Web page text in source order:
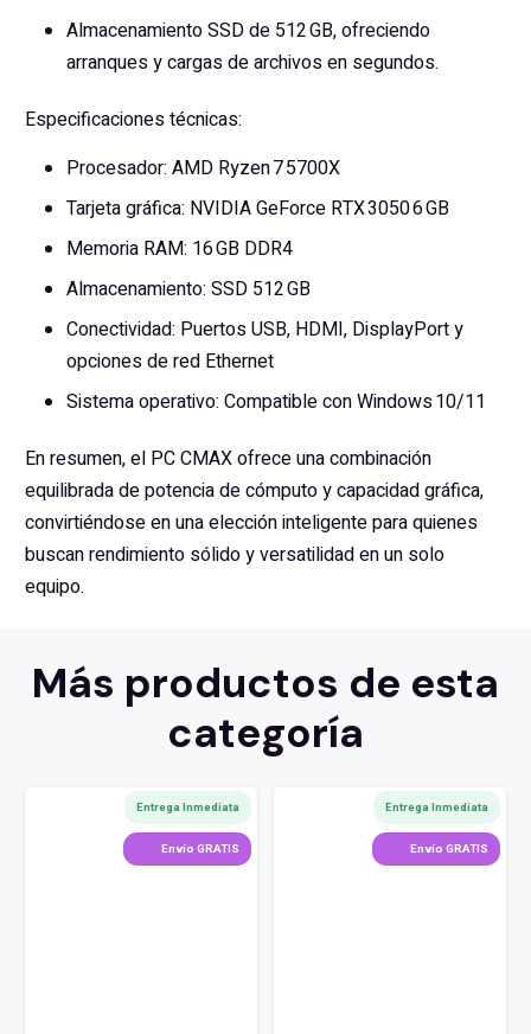
Almacenamiento SSD de 512 GB, ofreciendo
arranques y cargas de archivos en segundos.
Especificaciones técnicas:
Procesador: AMD Ryzen 7 5700X
Tarjeta gráfica: NVIDIA GeForce RTX 3050 6 GB
Memoria RAM: 16 GB DDR4
Almacenamiento: SSD 512 GB
Conectividad: Puertos USB, HDMI, DisplayPort y
opciones de red Ethernet
Sistema operativo: Compatible con Windows 10/11
En resumen, el PC CMAX ofrece una combinación
equilibrada de potencia de cómputo y capacidad gráfica,
convirtiéndose en una elección inteligente para quienes
buscan rendimiento sólido y versatilidad en un solo
equipo.
Más productos de esta
categoría
Entrega Inmediata
Envío GRATIS
Entrega Inmediata
Envío GRATIS